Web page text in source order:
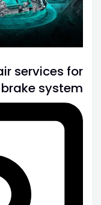
services for
system